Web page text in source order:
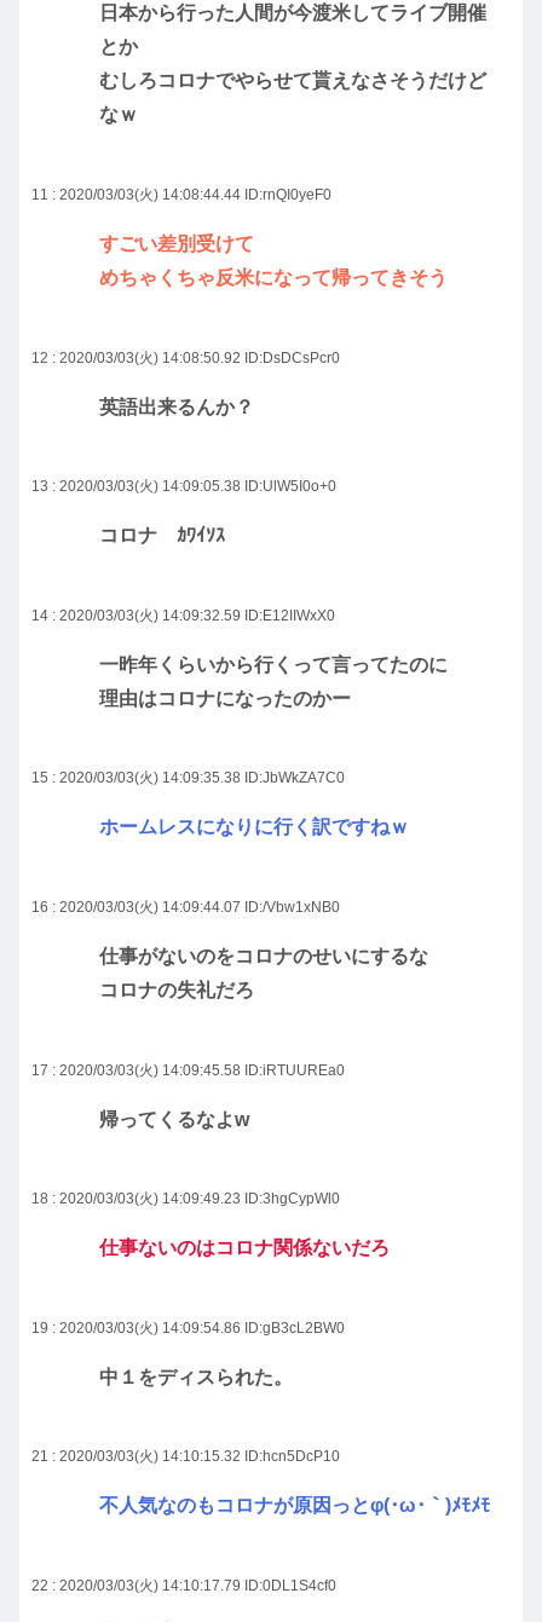
日本から行った人間が今渡米してライブ開催
とか
むしろコロナでやらせて貰えなさそうだけど
なｗ
11 : 2020/03/03(火) 14:08:44.44 ID:rnQI0yeF0
すごい差別受けて
めちゃくちゃ反米になって帰ってきそう
12 : 2020/03/03(火) 14:08:50.92 ID:DsDCsPcr0
英語出来るんか？
13 : 2020/03/03(火) 14:09:05.38 ID:UlW5I0o+0
コロナ ｶﾜｲｿｽ
14 : 2020/03/03(火) 14:09:32.59 ID:E12IIWxX0
一昨年くらいから行くって言ってたのに
理由はコロナになったのかー
15 : 2020/03/03(火) 14:09:35.38 ID:JbWkZA7C0
ホームレスになりに行く訳ですねｗ
16 : 2020/03/03(火) 14:09:44.07 ID:/Vbw1xNB0
仕事がないのをコロナのせいにするな
コロナの失礼だろ
17 : 2020/03/03(火) 14:09:45.58 ID:iRTUUREa0
帰ってくるなよw
18 : 2020/03/03(火) 14:09:49.23 ID:3hgCypWl0
仕事ないのはコロナ関係ないだろ
19 : 2020/03/03(火) 14:09:54.86 ID:gB3cL2BW0
中１をディスられた。
21 : 2020/03/03(火) 14:10:15.32 ID:hcn5DcP10
不人気なのもコロナが原因っとφ(･ω･｀)ﾒﾓﾒﾓ
22 : 2020/03/03(火) 14:10:17.79 ID:0DL1S4cf0